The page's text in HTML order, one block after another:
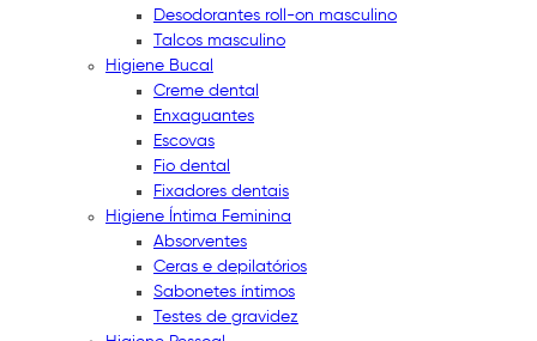
Desodorantes roll-on masculino
Talcos masculino
Higiene Bucal
Creme dental
Enxaguantes
Escovas
Fio dental
Fixadores dentais
Higiene Íntima Feminina
Absorventes
Ceras e depilatórios
Sabonetes íntimos
Testes de gravidez